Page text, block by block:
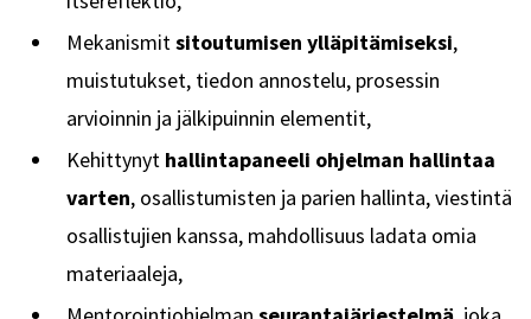
Mekanismitsitoutumisen ylläpitämiseksi,
muistutukset, tiedon annostelu, prosessin
arvioinnin ja jälkipuinnin elementit,
Kehittynyt hallintapaneeli ohjelman hallintaa
varten, osallistumisten ja parien hallinta, viestintä
osallistujien kanssa, mahdollisuus ladata omia
materiaaleja,